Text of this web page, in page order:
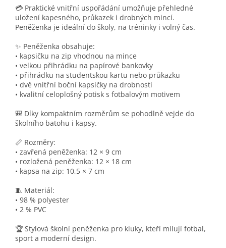
💳 Praktické vnitřní uspořádání umožňuje přehledné
uložení kapesného, průkazek i drobných mincí.
Peněženka je ideální do školy, na tréninky i volný čas.
✨ Peněženka obsahuje:
• kapsičku na zip vhodnou na mince
• velkou přihrádku na papírové bankovky
• přihrádku na studentskou kartu nebo průkazku
• dvě vnitřní boční kapsičky na drobnosti
• kvalitní celoplošný potisk s fotbalovým motivem
🎒 Díky kompaktním rozměrům se pohodlně vejde do
školního batohu i kapsy.
📏 Rozměry:
• zavřená peněženka: 12 × 9 cm
• rozložená peněženka: 12 × 18 cm
• kapsa na zip: 10,5 × 7 cm
🧵 Materiál:
• 98 % polyester
• 2 % PVC
🏆 Stylová školní peněženka pro kluky, kteří milují fotbal,
sport a moderní design.